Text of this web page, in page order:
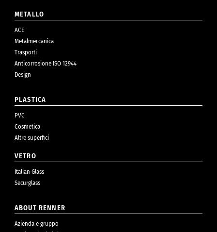
METALLO
ACE
Metalmeccanica
Trasporti
Anticorrosione ISO 12944
Design
PLASTICA
PVC
Cosmetica
Altre superfici
VETRO
Italian Glass
Securglass
ABOUT RENNER
Azienda e gruppo